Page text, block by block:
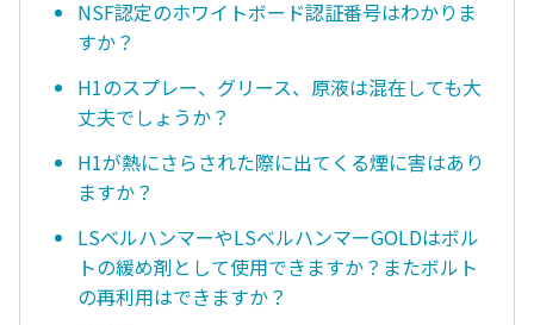
NSF認定のホワイトボード認証番号はわかりま
すか？
H1のスプレー、グリース、原液は混在しても大
丈夫でしょうか？
H1が熱にさらされた際に出てくる煙に害はあり
ますか？
LSベルハンマーやLSベルハンマーGOLDはボル
トの緩め剤として使用できますか？またボルト
の再利用はできますか？